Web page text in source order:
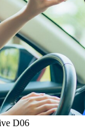
D06